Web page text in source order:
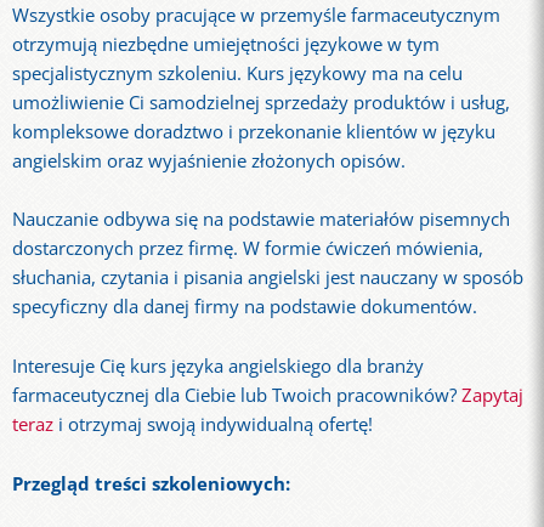
Wszystkie osoby pracujące w przemyśle farmaceutycznym
otrzymują niezbędne umiejętności językowe w tym
specjalistycznym szkoleniu. Kurs językowy ma na celu
umożliwienie Ci samodzielnej sprzedaży produktów i usług,
kompleksowe doradztwo i przekonanie klientów w języku
angielskim oraz wyjaśnienie złożonych opisów.
Nauczanie odbywa się na podstawie materiałów pisemnych
dostarczonych przez firmę. W formie ćwiczeń mówienia,
słuchania, czytania i pisania angielski jest nauczany w sposób
specyficzny dla danej firmy na podstawie dokumentów.
Interesuje Cię kurs języka angielskiego dla branży
farmaceutycznej dla Ciebie lub Twoich pracowników?Zapytaj
teraz i otrzymaj swoją indywidualną ofertę!
Przegląd treści szkoleniowych: